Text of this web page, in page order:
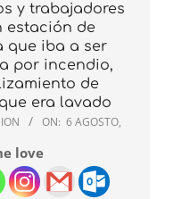
y trabajadores
estación de
que iba a ser
por incendio,
de
era lavado
ON: 6 AGOSTO,
love